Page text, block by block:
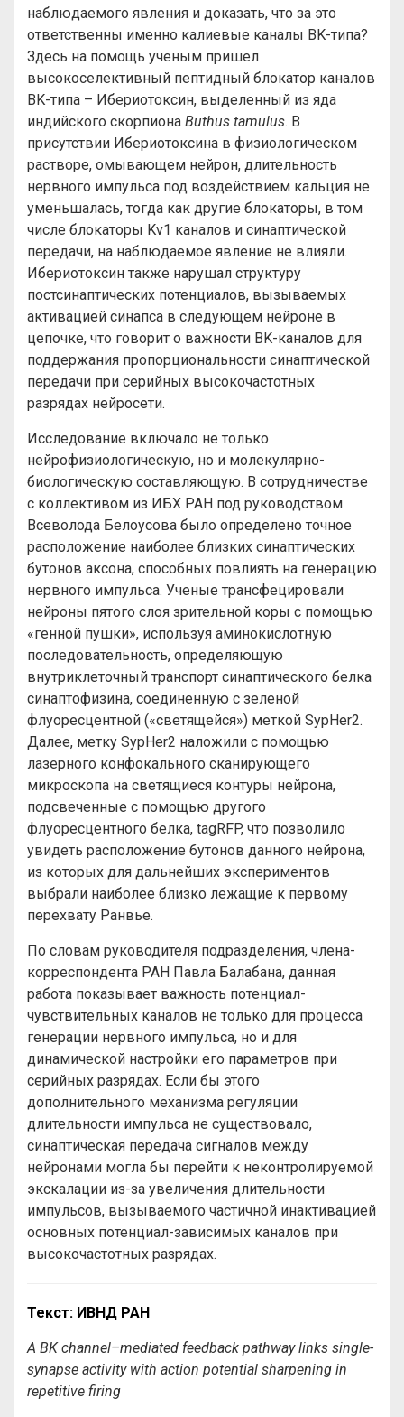
наблюдаемого явления и доказать, что за это
ответственны именно калиевые каналы BK-типа?
Здесь на помощь ученым пришел
высокоселективный пептидный блокатор каналов
BK-типа – Ибериотоксин, выделенный из яда
индийского скорпиона Buthus tamulus. В
присутствии Ибериотоксина в физиологическом
растворе, омывающем нейрон, длительность
нервного импульса под воздействием кальция не
уменьшалась, тогда как другие блокаторы, в том
числе блокаторы Kv1 каналов и синаптической
передачи, на наблюдаемое явление не влияли.
Ибериотоксин также нарушал структуру
постсинаптических потенциалов, вызываемых
активацией синапса в следующем нейроне в
цепочке, что говорит о важности BK-каналов для
поддержания пропорциональности синаптической
передачи при серийных высокочастотных
разрядах нейросети.
Исследование включало не только
нейрофизиологическую, но и молекулярно-
биологическую составляющую. В сотрудничестве
с коллективом из ИБХ РАН под руководством
Всеволода Белоусова было определено точное
расположение наиболее близких синаптических
бутонов аксона, способных повлиять на генерацию
нервного импульса. Ученые трансфецировали
нейроны пятого слоя зрительной коры с помощью
«генной пушки», используя аминокислотную
последовательность, определяющую
внутриклеточный транспорт синаптического белка
синаптофизина, соединенную с зеленой
флуоресцентной («светящейся») меткой SypHer2.
Далее, метку SypHer2 наложили с помощью
лазерного конфокального сканирующего
микроскопа на светящиеся контуры нейрона,
подсвеченные с помощью другого
флуоресцентного белка, tagRFP, что позволило
увидеть расположение бутонов данного нейрона,
из которых для дальнейших экспериментов
выбрали наиболее близко лежащие к первому
перехвату Ранвье.
По словам руководителя подразделения, члена-
корреспондента РАН Павла Балабана, данная
работа показывает важность потенциал-
чувствительных каналов не только для процесса
генерации нервного импульса, но и для
динамической настройки его параметров при
серийных разрядах. Если бы этого
дополнительного механизма регуляции
длительности импульса не существовало,
синаптическая передача сигналов между
нейронами могла бы перейти к неконтролируемой
экскалации из-за увеличения длительности
импульсов, вызываемого частичной инактивацией
основных потенциал-зависимых каналов при
высокочастотных разрядах.
Текст: ИВНД РАН
A BK channel–mediated feedback pathway links single-
synapse activity with action potential sharpening in
repetitive firing